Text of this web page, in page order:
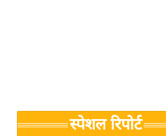
Breaking
News in
जगत
स्पेशल रिपोर्ट